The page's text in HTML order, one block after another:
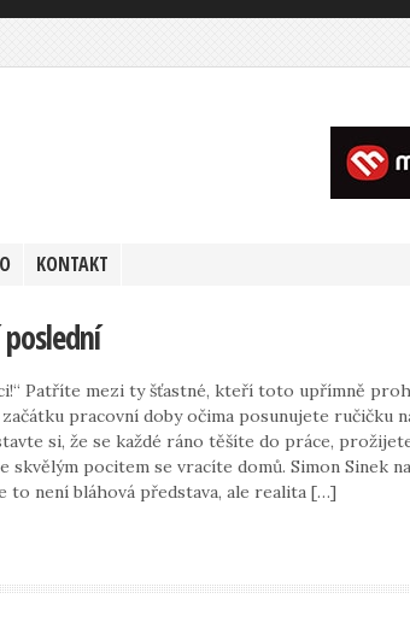
KONTAKT
Patříte mezi ty šťastné, kteří toto upřímně
pracovní doby očima posunujete ručičku
si, že se každé ráno těšíte do práce,
skvělým pocitem se vracíte domů. Simon Sinek
to není bláhová představa, ale realita […]